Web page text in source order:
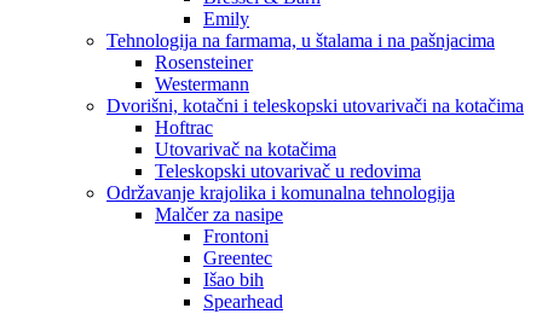
Emily
Tehnologija na farmama, u štalama i na pašnjacima
Rosensteiner
Westermann
Dvorišni, kotačni i teleskopski utovarivači na kotačima
Hoftrac
Utovarivač na kotačima
Teleskopski utovarivač u redovima
Održavanje krajolika i komunalna tehnologija
Malčer za nasipe
Frontoni
Greentec
Išao bih
Spearhead